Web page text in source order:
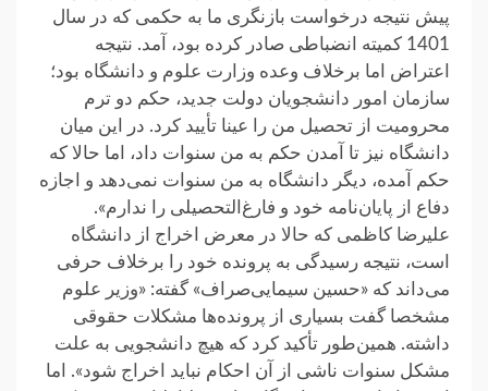
پیش نتیجه درخواست بازنگری ما به حکمی که در سال
1401 کمیته انضباطی صادر کرده بود، آمد‌. نتیجه‌
اعتراض اما برخلاف وعده‌ وزارت علوم و دانشگاه بود؛
سازمان امور دانشجویان دولت جدید، حکم دو ترم
محرومیت از تحصیل من را عینا تأیید کرد. در این میان
دانشگاه نیز تا آمدن حکم به من سنوات داد، اما حالا که
حکم آمده، دیگر دانشگاه به من سنوات نمی‌دهد و اجازه
دفاع از پایان‌نامه خود و فارغ‌التحصیلی را ندارم‌».
‌علیرضا کاظمی‌ که حالا در معرض اخراج از دانشگاه
است، نتیجه رسیدگی به پرونده خود را برخلاف حرفی
می‌داند که «حسین سیمایی‌صراف» گفته: «وزیر علوم
مشخصا گفت بسیاری از پرونده‌ها مشکلات حقوقی
داشته. همین‌طور تأکید کرد که هیچ دانشجویی به علت
مشکل سنوات ناشی از آن احکام نباید اخراج شود‌». اما